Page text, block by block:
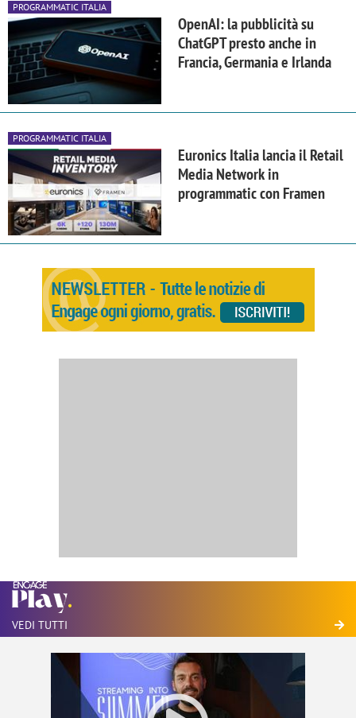
PROGRAMMATIC ITALIA
OpenAI: la pubblicità su
ChatGPT presto anche in
Francia, Germania e Irlanda
PROGRAMMATIC ITALIA
Euronics Italia lancia il Retail
Media Network in
programmatic con Framen
VEDI TUTTI